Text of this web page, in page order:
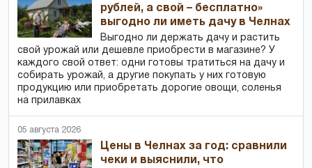
рублей, а свой – бесплатно»
выгодно ли иметь дачу в Челнах
Выгодно ли держать дачу и растить
свой урожай или дешевле приобрести в магазине? У
каждого свой ответ: одни готовы тратиться на дачу и
собирать урожай, а другие покупать у них готовую
продукцию или приобретать дорогие овощи, соленья
на прилавках
05 августа 2026
Цены в Челнах за год: сравнили
чеки и выяснили, что